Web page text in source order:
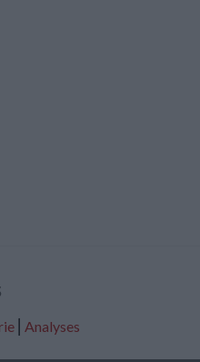
Analyses